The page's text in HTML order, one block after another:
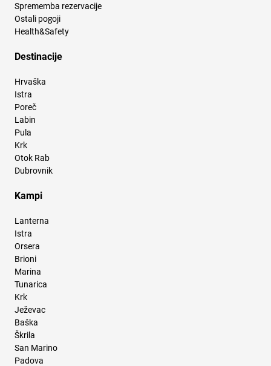
Sprememba rezervacije
Ostali pogoji
Health&Safety
Destinacije
Hrvaška
Istra
Poreč
Labin
Pula
Krk
Otok Rab
Dubrovnik
Kampi
Lanterna
Istra
Orsera
Brioni
Marina
Tunarica
Krk
Ježevac
Baška
Škrila
San Marino
Padova